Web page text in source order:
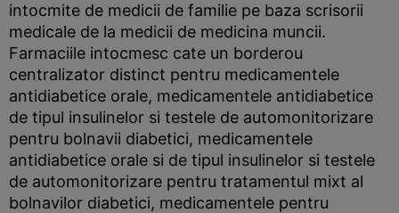
intocmite de medicii de familie pe baza scrisorii
medicale de la medicii de medicina muncii.
Farmaciile intocmesc cate un borderou
centralizator distinct pentru medicamentele
antidiabetice orale, medicamentele antidiabetice
de tipul insulinelor si testele de automonitorizare
pentru bolnavii diabetici, medicamentele
antidiabetice orale si de tipul insulinelor si testele
de automonitorizare pentru tratamentul mixt al
bolnavilor diabetici, medicamentele pentru